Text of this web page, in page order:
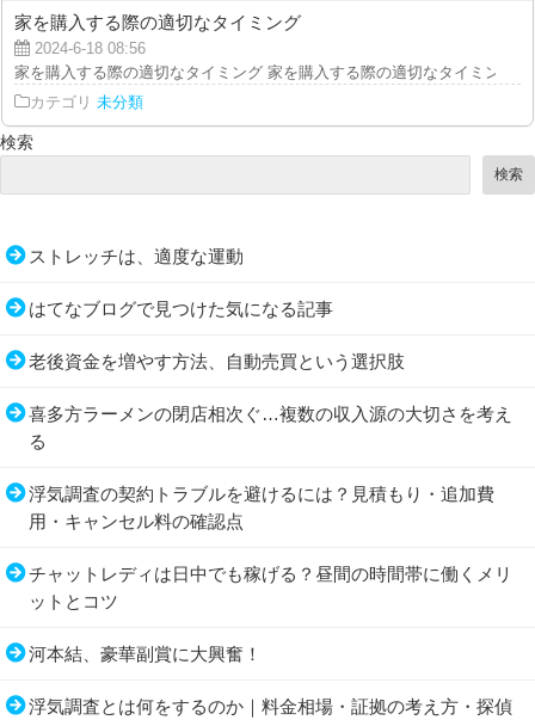
家を購入する際の適切なタイミング
2024-6-18 08:56
家を購入する際の適切なタイミング 家を購入する際の適切なタイミング
カテゴリ 未分類
検索
検索
ストレッチは、適度な運動
はてなブログで見つけた気になる記事
老後資金を増やす方法、自動売買という選択肢
喜多方ラーメンの閉店相次ぐ…複数の収入源の大切さを考え
る
浮気調査の契約トラブルを避けるには？見積もり・追加費
用・キャンセル料の確認点
チャットレディは日中でも稼げる？昼間の時間帯に働くメリ
ットとコツ
河本結、豪華副賞に大興奮！
浮気調査とは何をするのか｜料金相場・証拠の考え方・探偵